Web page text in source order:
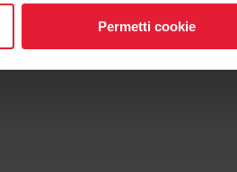
Permetti cookie